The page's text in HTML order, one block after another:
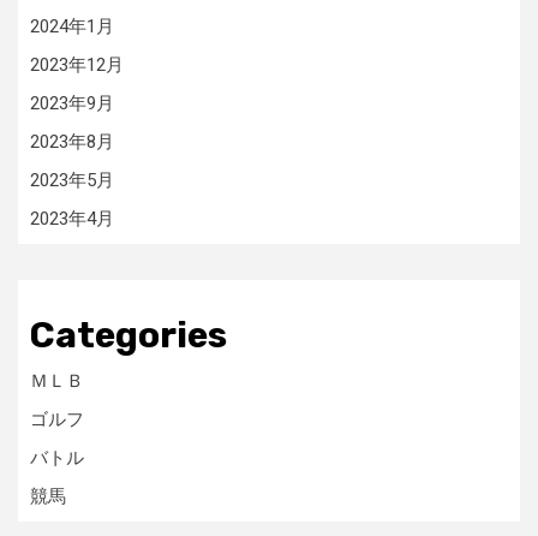
2024年1月
2023年12月
2023年9月
2023年8月
2023年5月
2023年4月
Categories
ＭＬＢ
ゴルフ
バトル
競馬